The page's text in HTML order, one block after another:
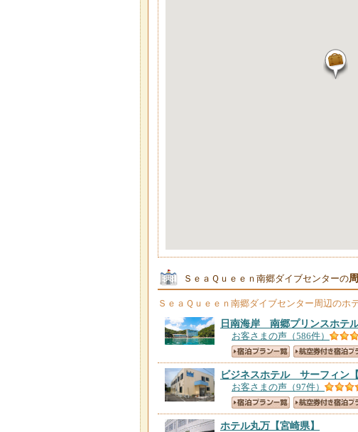
ＳｅａＱｕｅｅｎ南郷ダイブセンターの
ＳｅａＱｕｅｅｎ南郷ダイブセンター周辺のホ
日南海岸 南郷プリンスホテ
お客さまの声（586件）
ビジネスホテル サーフィン
お客さまの声（97件）
ホテル丸万 【宮崎県】